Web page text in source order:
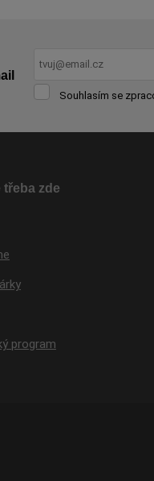
Souhlasím
osobních
Souhlasím se
odeslat.
třeba zde
program